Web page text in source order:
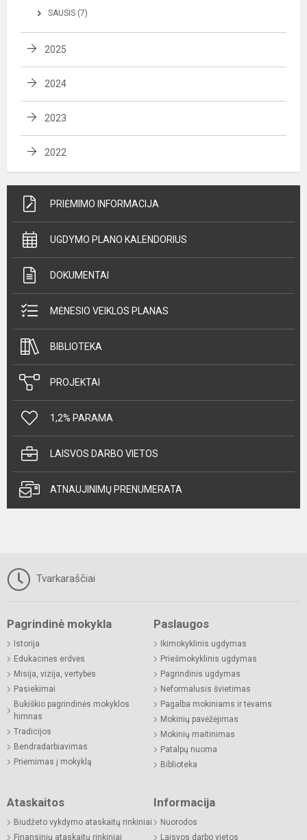
SAUSIS (7)
2025
2024
2023
2022
PRIĖMIMO INFORMACIJA
UGDYMO PLANO KALENDORIUS
DOKUMENTAI
MĖNESIO VEIKLOS PLANAS
BIBLIOTEKA
PROJEKTAI
1,2% PARAMA
LAISVOS DARBO VIETOS
ATNAUJINIMŲ PRENUMERATA
Tvarkaraščiai
Pagrindinė mokykla
Istorija
Edukacinės erdvės
Misija, vizija, vertybės
Pasiekimai
Bukiškio pagrindinės mokyklos
himnas
Tradicijos
Bendradarbiavimas
Priėmimas į mokyklą
Paslaugos
Ikimokyklinis ugdymas
Priešmokyklinis ugdymas
Pagrindinis ugdymas
Neformalusis švietimas
Pagalba mokiniams ir tėvams
Mokinių pavėžėjimas
Mokinių maitinimas
Patalpų nuoma
Biblioteka
Ataskaitos
Biudžeto vykdymo ataskaitų rinkiniai
Finansinių ataskaitų rinkiniai
Informacija
Nuorodos
Laisvos darbo vietos